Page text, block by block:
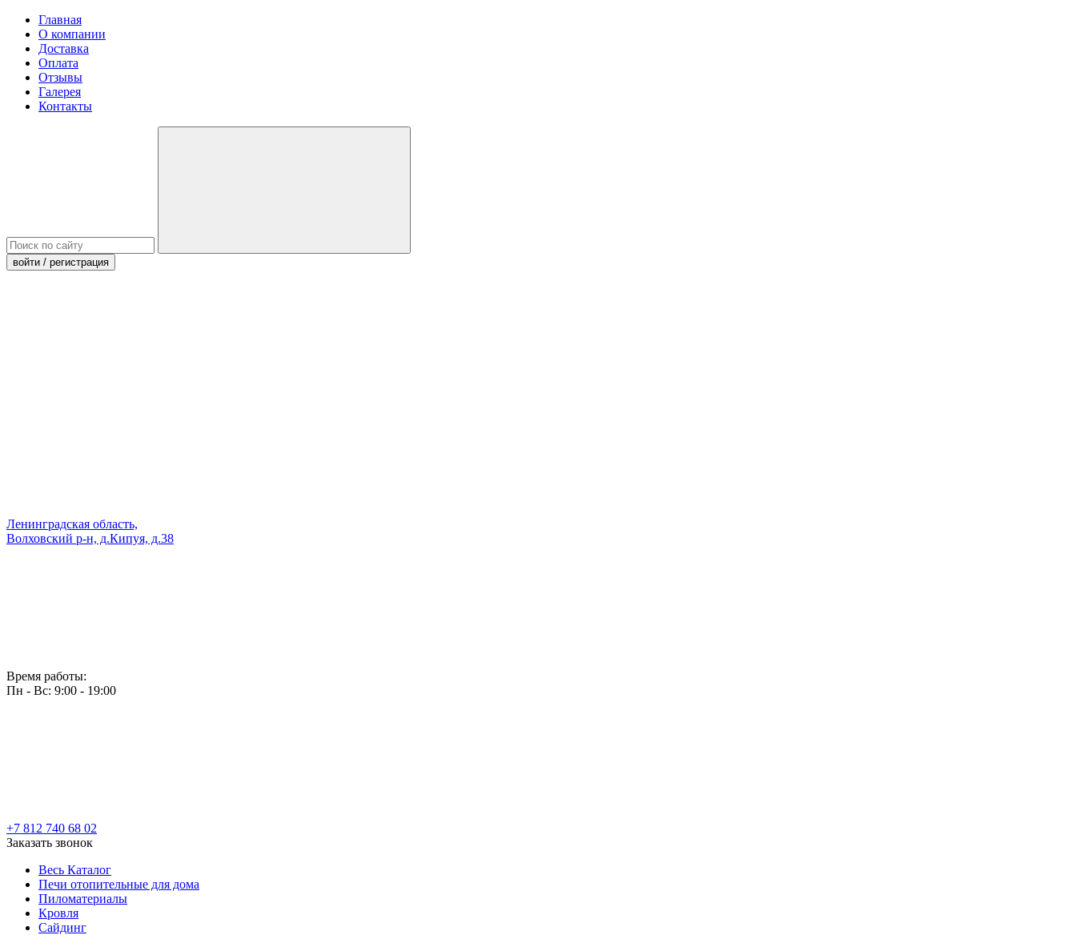
Главная
О компании
Доставка
Оплата
Отзывы
Галерея
Контакты
войти / регистрация
Ленинградская область,
Волховский р-н, д.Кипуя, д.38
Время работы:
Пн - Вс: 9:00 - 19:00
+7 812 740 68 02
Заказать звонок
Весь Каталог
Печи отопительные для дома
Пиломатериалы
Кровля
Сайдинг